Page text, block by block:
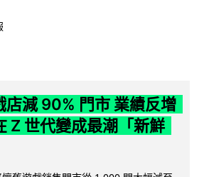
店減 90% 門市 業績反增
Z 世代變成最潮「新鮮